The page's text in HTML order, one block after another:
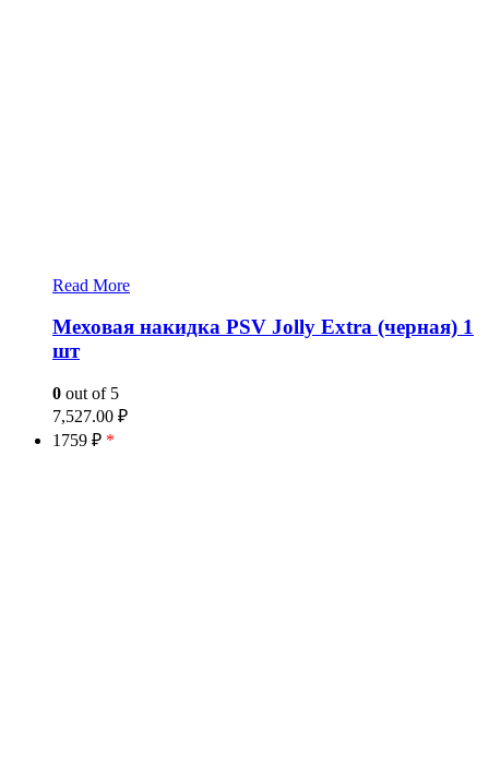
Read More
Меховая накидка PSV Jolly Extra (черная) 1
шт
0 out of 5
7,527.00 ₽
1759 ₽ *